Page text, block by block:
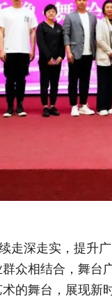
深走实，提升
众相结合，舞台
的舞台，展现